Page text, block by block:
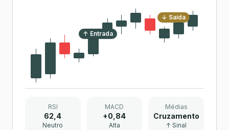
↑ Entrada
↓ Saída
RSI
62,4
Neutro
MACD
+0,84
Alta
Médias
Cruzamento
↑ Sinal